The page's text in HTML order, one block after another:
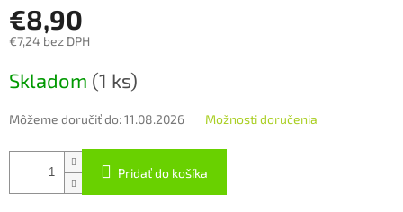
€8,90
€7,24 bez DPH
cena:
Skladom (1 ks)
Môžeme doručiť do:11.08.2026 Možnosti doručenia
Pridať do košíka